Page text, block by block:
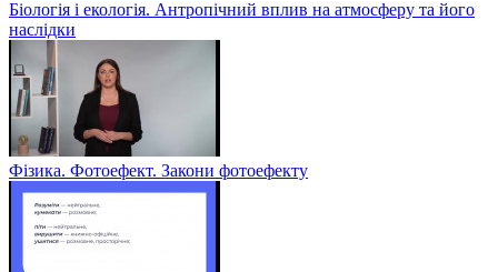
Біологія і екологія. Антропічний вплив на атмосферу та його
наслідки
Фізика. Фотоефект. Закони фотоефекту